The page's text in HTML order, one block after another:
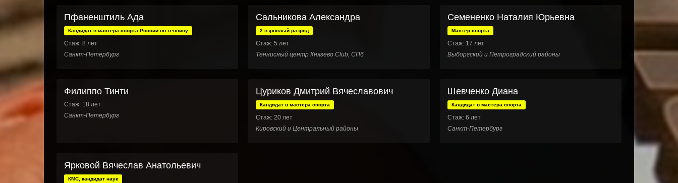
Пфаненштиль Ада
Кандидат в мастера спорта России по теннису
Стаж: 8 лет
Санкт-Петербург
Сальникова Александра
2 взрослый разряд
Стаж: 5 лет
Теннисный центр Князево Club, СПб
Семененко Наталия Юрьевна
Мастер спорта
Стаж: 17 лет
Выборгский и Петроградский районы
Филиппо Тинти
Стаж: 18 лет
Санкт-Петербург
Цуриков Дмитрий Вячеславович
Кандидат в мастера спорта
Стаж: 20 лет
Кировский и Центральный районы
Шевченко Диана
Кандидат в мастера спорта
Стаж: 6 лет
Санкт-Петербург
Ярковой Вячеслав Анатольевич
КМС, кандидат наук